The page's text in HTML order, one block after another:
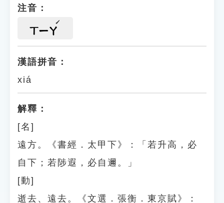
注音：
ㄒㄧㄚ
漢語拼音：
xiá
解釋：
[名]
遠方。《書經．太甲下》：「若升高，必
自下；若陟遐，必自邇。」
[動]
逝去、遠去。《文選．張衡．東京賦》：